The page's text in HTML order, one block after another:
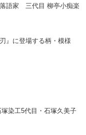
語家 三代目 柳亭小痴楽
』に登場する柄・模様
染工5代目・石塚久美子